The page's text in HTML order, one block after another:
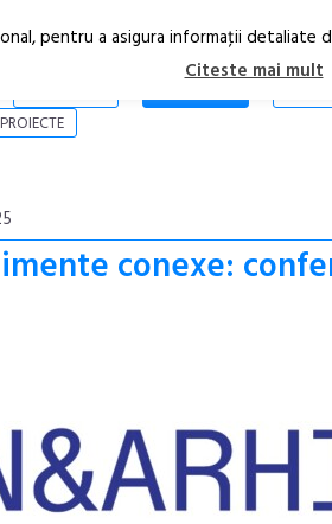
STIRI
conexe:
pentru a asigura informaţii
Citeste mai mult